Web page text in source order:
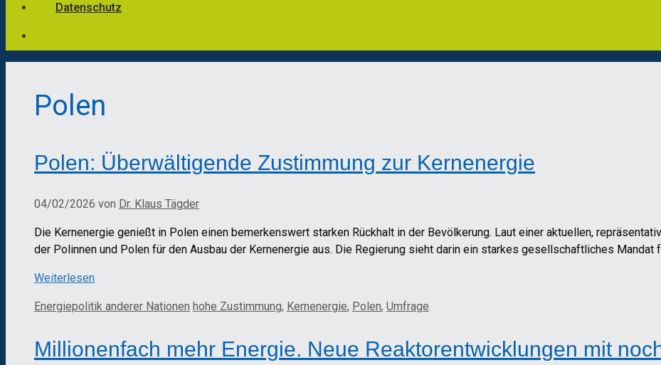
Datenschutz
Polen
Polen: Überwältigende Zustimmung zur Kernenergie
04/02/2026 von Dr. Klaus Tägder
Die Kernenergie genießt in Polen einen bemerkenswert starken Rückhalt in der Bevölkerung. Laut einer aktuellen,
der Polinnen und Polen für den Ausbau der Kernenergie aus. Die Regierung sieht darin ein starkes gesellschaftliches Mandat
Weiterlesen
Kategorien
Energiepolitik anderer Nationen Schlagwörter
hohe Zustimmung, Kernenergie, Polen, Umfrage
Millionenfach mehr Energie. Neue Reaktorentwicklungen mit